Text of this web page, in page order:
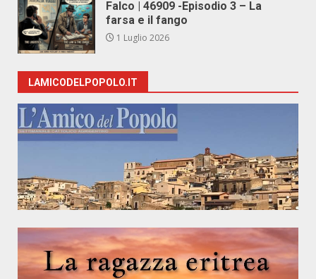
Falco | 46909 -Episodio 3 – La
farsa e il fango
1 Luglio 2026
LAMICODELPOPOLO.IT